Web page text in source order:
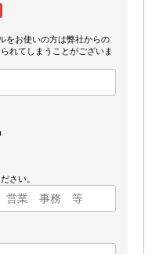
をお使いの方は弊社からの
れてしまうことがございま
さい。